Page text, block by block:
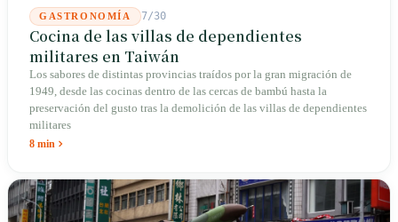
GASTRONOMÍA 7/30
Cocina de las villas de dependientes
militares en Taiwán
Los sabores de distintas provincias traídos por la gran migración de
1949, desde las cocinas dentro de las cercas de bambú hasta la
preservación del gusto tras la demolición de las villas de dependientes
militares
8 min